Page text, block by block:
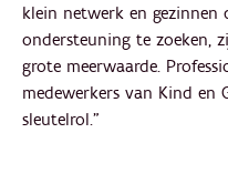
klein netwerk en
ondersteuning te zoeken,
grote meerwaarde.
medewerkers van Kind en
sleutelrol.”